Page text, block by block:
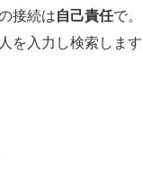
接続は自己責任で。
を入力し検索します